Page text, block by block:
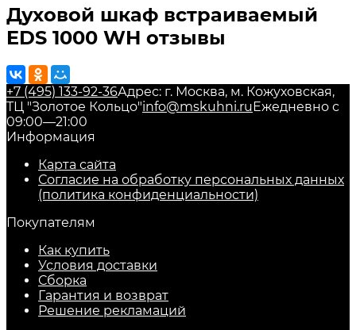
Духовой шкаф встраиваемый
EDS 1000 WH отзывы
+7 (495) 133-92-36Адрес: г. Москва, м. Кожуховская,
ТЦ "Золотое Кольцо"info@mskuhni.ru Ежедневно с
09:00—21:00
Информация
Карта сайта
Согласие на обработку персональных данных
(политика конфиденциальности)
Покупателям
Как купить
Условия доставки
Сборка
Гарантия и возврат
Решение рекламаций